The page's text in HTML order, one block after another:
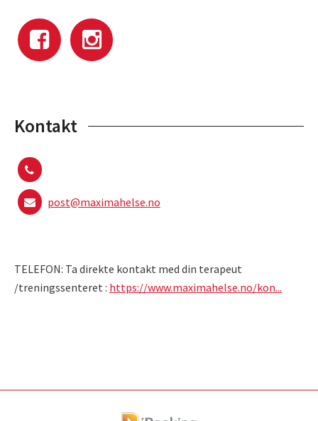
Kontakt
post@maximahelse.no
TELEFON: Ta direkte kontakt med din terapeut
/treningssenteret : https://www.maximahelse.no/kon...